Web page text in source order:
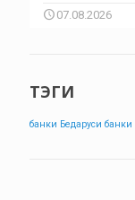
07.08.2026
ТЭГИ
банки Бедаруси банки